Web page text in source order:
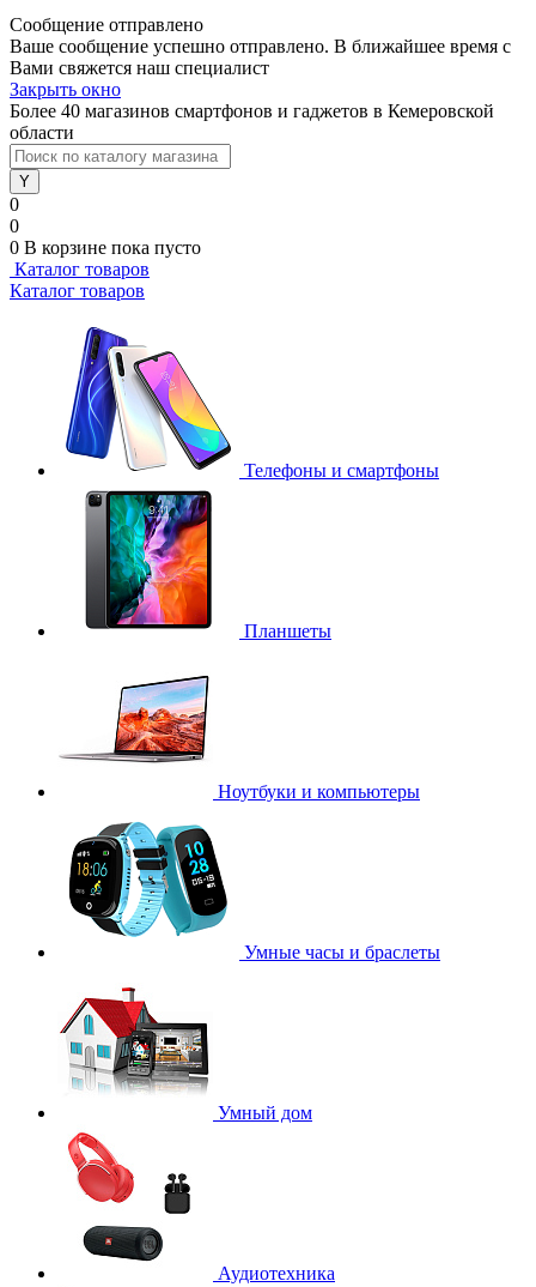
Сообщение отправлено
Ваше сообщение успешно отправлено. В ближайшее время с
Вами свяжется наш специалист
Закрыть окно
Более 40 магазинов смартфонов и гаджетов в Кемеровской
области
0
0
0 В корзине пока пусто
Каталог товаров
Каталог товаров
Телефоны и смартфоны
Планшеты
Ноутбуки и компьютеры
Умные часы и браслеты
Умный дом
Аудиотехника